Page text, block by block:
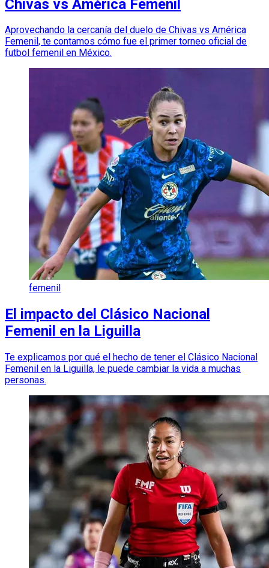
Chivas vs América Femenil
Aprovechando la cercanía del duelo de Chivas vs América
Femenil, te contamos cómo fue el primer torneo oficial de
futbol femenil en México.
femenil
El impacto del Clásico Nacional
Femenil en la Liguilla
Te explicamos por qué el hecho de tener el Clásico Nacional
Femenil en la Liguilla, le puede cambiar la vida a muchas
personas.